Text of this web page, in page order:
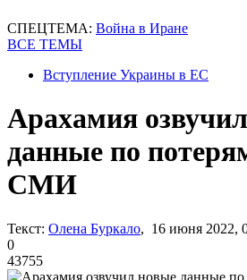
СПЕЦТЕМА: Война в Иране
ВСЕ ТЕМЫ
Вступление Украины в ЕС
Арахамия
данные по
СМИ
Текст: Олена Буркало, 16 июня 2022,
0
43755